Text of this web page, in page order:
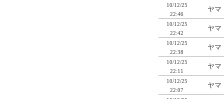
10/12/25
22:46
ヤマ
10/12/25
22:42
ヤマ
10/12/25
22:38
ヤマ
10/12/25
22:11
ヤマ
10/12/25
22:07
ヤマ